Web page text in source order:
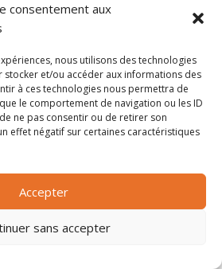
consentement aux
nous utilisons des technologies
stocker et/ou accéder aux informations des
à ces technologies nous permettra de
le comportement de navigation ou les ID
ne pas consentir ou de retirer son
effet négatif sur certaines caractéristiques
Accepter
sans accepter
industries